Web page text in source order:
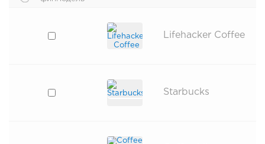
Lifehacker Coffee
Starbucks